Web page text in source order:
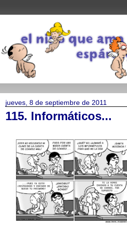
jueves, 8 de septiembre de 2011
115. Informáticos...